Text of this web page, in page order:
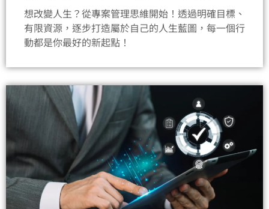
想改變人生？從專案管理思維開始！透過明確目標、
有限資源，逐步打造屬於自己的人生藍圖，每一個行
動都是你最好的新起點！